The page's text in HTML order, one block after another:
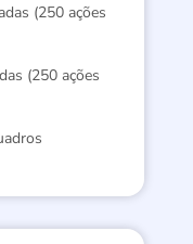
(250 ações
(250 ações